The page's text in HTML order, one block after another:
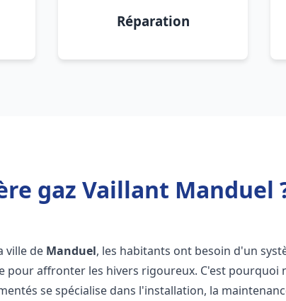
Réparation
gaz Vaillant Manduel
ville de Manduel, les habitants ont besoin d'un
pour affronter les hivers rigoureux. C'est pourquoi
se spécialise dans l'installation, la